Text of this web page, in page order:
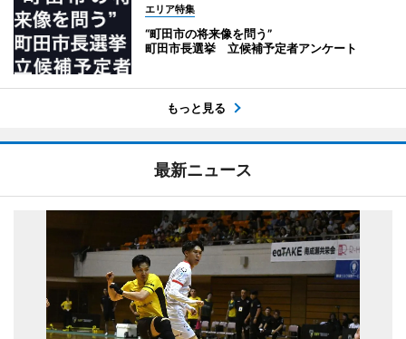
エリア特集
“町田市の将来像を問う”
町田市長選挙 立候補予定者アンケート
もっと見る
最新ニュース